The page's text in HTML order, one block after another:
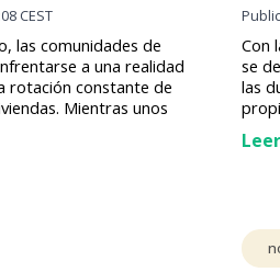
CEST
las comunidades de
a una realidad
rotación constante de
Mientras unos
Con
se
las